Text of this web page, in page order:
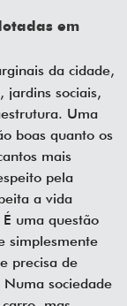
em
da cidade,
jardins sociais,
Uma
boas quanto os
mais
pela
a vida
uma questão
simplesmente
precisa de
sociedade